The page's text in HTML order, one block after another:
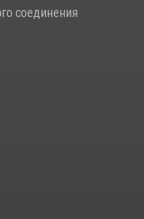
соединения